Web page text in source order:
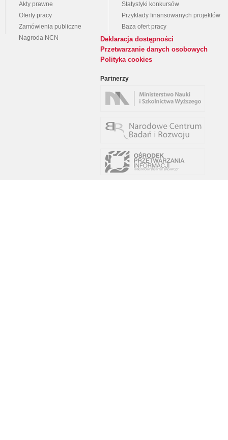
Akty prawne
Oferty pracy
Zamówienia publiczne
Nagroda NCN
Statystyki konkursów
Przykłady finansowanych projektów
Baza ofert pracy
Deklaracja dostępności
Przetwarzanie danych osobowych
Polityka cookies
Partnerzy